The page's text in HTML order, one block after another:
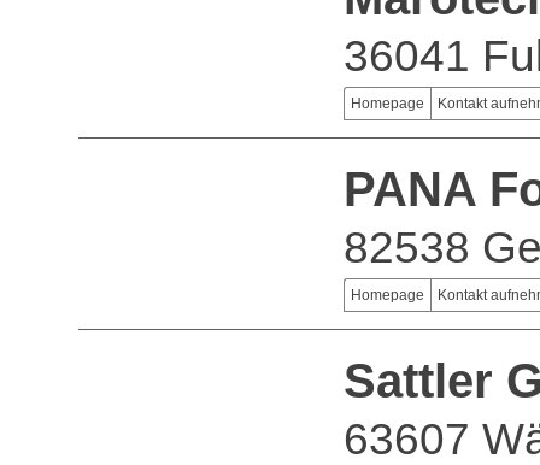
36041
Homepage Kontakt
PANA
82538
Homepage Kontakt
Sattler
63607